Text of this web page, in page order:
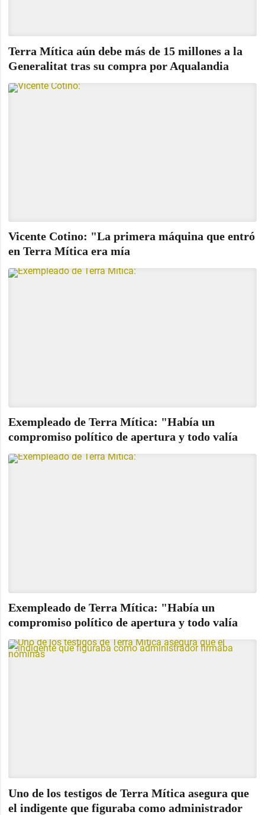
Terra Mítica aún debe más de 15 millones a la
Generalitat tras su compra por Aqualandia
Vicente Cotino: "La primera máquina que entró
en Terra Mítica era mía
Exempleado de Terra Mítica: "Había un
compromiso político de apertura y todo valía
Exempleado de Terra Mítica: "Había un
compromiso político de apertura y todo valía
Uno de los testigos de Terra Mítica asegura que
el indigente que figuraba como administrador